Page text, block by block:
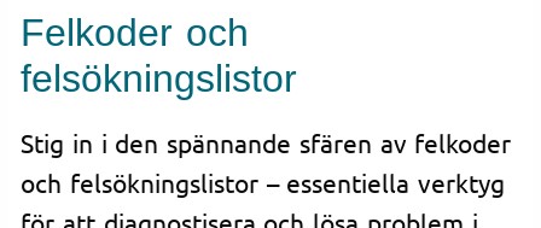
Felkoder och
felsökningslistor
Stig in i den spännande sfären av felkoder
och felsökningslistor – essentiella verktyg